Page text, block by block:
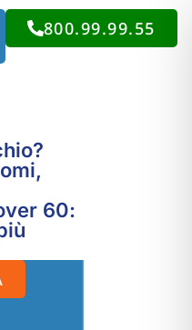
800.99.99.55
60: